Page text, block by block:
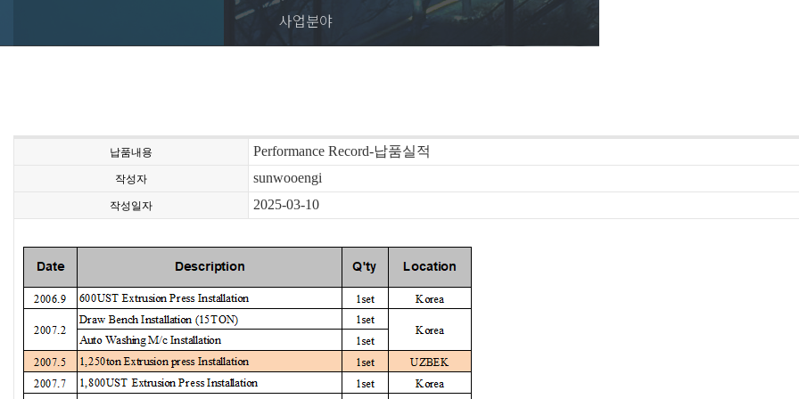
사업분야
납품내용 Performance Record-납품실적
작성자 sunwooengi
작성일자 2025-03-10